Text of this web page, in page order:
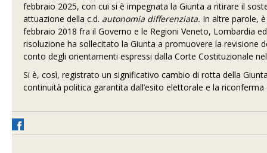
febbraio 2025, con cui si è impegnata la Giunta a ritirare il
attuazione della c.d. autonomia differenziata. In altre parole,
febbraio 2018 fra il Governo e le Regioni Veneto, Lombardia
risoluzione ha sollecitato la Giunta a promuovere la revisione
conto degli orientamenti espressi dalla Corte Costituzionale
Si è, così, registrato un significativo cambio di rotta della
continuità politica garantita dall’esito elettorale e la